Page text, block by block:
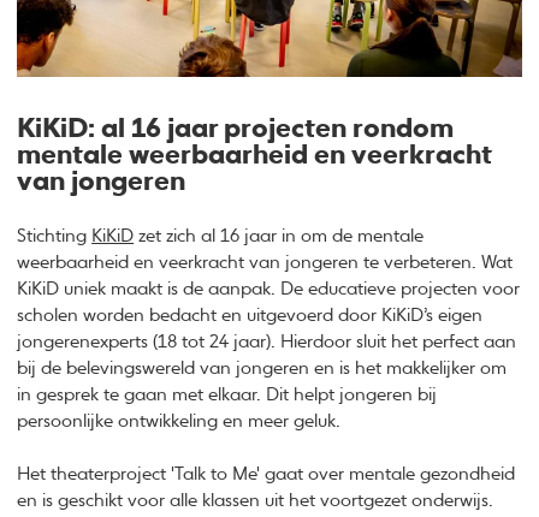
KiKiD: al 16 jaar projecten rondom
mentale weerbaarheid en veerkracht
van jongeren
Stichting KiKiD zet zich al 16 jaar in om de mentale
weerbaarheid en veerkracht van jongeren te verbeteren. Wat
KiKiD uniek maakt is de aanpak. De educatieve projecten voor
scholen worden bedacht en uitgevoerd door KiKiD’s eigen
jongerenexperts (18 tot 24 jaar). Hierdoor sluit het perfect aan
bij de belevingswereld van jongeren en is het makkelijker om
in gesprek te gaan met elkaar. Dit helpt jongeren bij
persoonlijke ontwikkeling en meer geluk.
Het theaterproject 'Talk to Me' gaat over mentale gezondheid
en is geschikt voor alle klassen uit het voortgezet onderwijs.